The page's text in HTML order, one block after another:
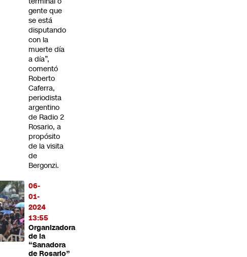
gente que
se está
disputando
con la
muerte día
a día”,
comentó
Roberto
Caferra,
periodista
argentino
de Radio 2
Rosario, a
propósito
de la visita
de
Bergonzi.
06-
01-
2024
13:55
Organizadora
de la
“Sanadora
de Rosario”